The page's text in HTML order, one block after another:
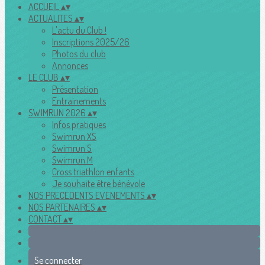
ACCUEIL▴▾
ACTUALITES ▴▾
L'actu du Club !
Inscriptions 2025/26
Photos du club
Annonces
LE CLUB ▴▾
Présentation
Entrainements
SWIMRUN 2026 ▴▾
Infos pratiques
Swimrun XS
Swimrun S
Swimrun M
Cross triathlon enfants
Je souhaite être bénévole
NOS PRECEDENTS EVENEMENTS ▴▾
NOS PARTENAIRES ▴▾
CONTACT▴▾
Se connecter